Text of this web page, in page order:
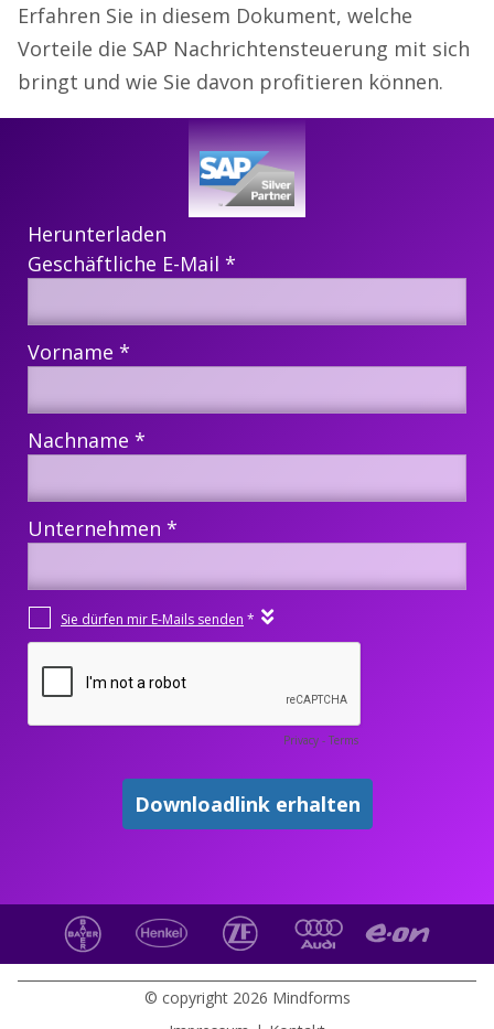
Erfahren Sie in diesem Dokument, welche
Vorteile die SAP Nachrichtensteuerung mit sich
bringt und wie Sie davon profitieren können.
Herunterladen
© copyright 2026 Mindforms